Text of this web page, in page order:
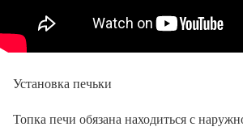
Установка печьки
Топка печи обязана находиться с